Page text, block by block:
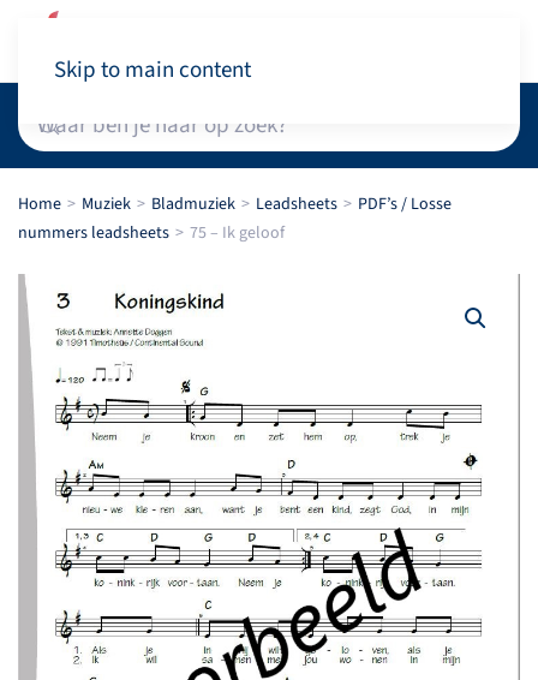
Skip to main content
Home Muziek Bladmuziek Leadsheets
PDF’s / Losse
nummers leadsheets
75 – Ik geloof